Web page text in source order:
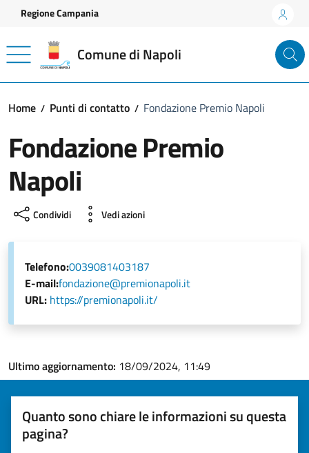
Vai ai contenuti
Vai al footer
Regione Campania
Comune di Napoli
Home Punti di contatto Fondazione Premio Napoli
Fondazione Premio
Napoli
Condividi Vedi azioni
Telefono:0039081403187
E-mail:fondazione@premionapoli.it
URL: https://premionapoli.it/
Ultimo aggiornamento: 18/09/2024, 11:49
Quanto sono chiare le informazioni su questa
pagina?